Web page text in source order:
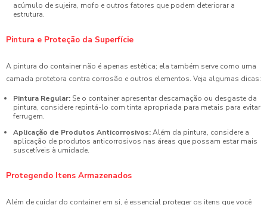
acúmulo de sujeira, mofo e outros fatores que podem deteriorar a
estrutura.
Pintura e Proteção da Superfície
A pintura do container não é apenas estética; ela também serve como uma
camada protetora contra corrosão e outros elementos. Veja algumas dicas:
Pintura Regular: Se o container apresentar descamação ou desgaste da
pintura, considere repintá-lo com tinta apropriada para metais para evitar
ferrugem.
Aplicação de Produtos Anticorrosivos:Além da pintura, considere a
aplicação de produtos anticorrosivos nas áreas que possam estar mais
suscetíveis à umidade.
Protegendo Itens Armazenados
Além de cuidar do container em si, é essencial proteger os itens que você